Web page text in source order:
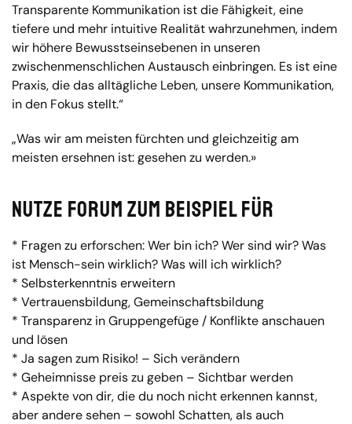
Transparente Kommunikation ist die Fähigkeit, eine
tiefere und mehr intuitive Realität wahrzunehmen, indem
wir höhere Bewusstseinsebenen in unseren
zwischenmenschlichen Austausch einbringen. Es ist eine
Praxis, die das alltägliche Leben, unsere Kommunikation,
in den Fokus stellt.“
„Was wir am meisten fürchten und gleichzeitig am
meisten ersehnen ist: gesehen zu werden.»
Nutze Forum zum Beispiel für
* Fragen zu erforschen: Wer bin ich? Wer sind wir? Was
ist Mensch-sein wirklich? Was will ich wirklich?
* Selbsterkenntnis erweitern
* Vertrauensbildung, Gemeinschaftsbildung
* Transparenz in Gruppengefüge / Konflikte anschauen
und lösen
* Ja sagen zum Risiko! – Sich verändern
* Geheimnisse preis zu geben – Sichtbar werden
* Aspekte von dir, die du noch nicht erkennen kannst,
aber andere sehen – sowohl Schatten, als auch